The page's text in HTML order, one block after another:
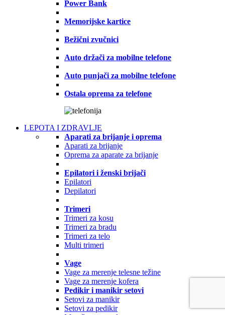
Power Bank
Memorijske kartice
Bežični zvučnici
Auto držači za mobilne telefone
Auto punjači za mobilne telefone
Ostala oprema za telefone
LEPOTA I ZDRAVLJE
Aparati za brijanje i oprema
Aparati za brijanje
Oprema za aparate za brijanje
Epilatori i ženski brijači
Epilatori
Depilatori
Trimeri
Trimeri za kosu
Trimeri za bradu
Trimeri za telo
Multi trimeri
Vage
Vage za merenje telesne težine
Vage za merenje kofera
Pedikir i manikir setovi
Setovi za manikir
Setovi za pedikir